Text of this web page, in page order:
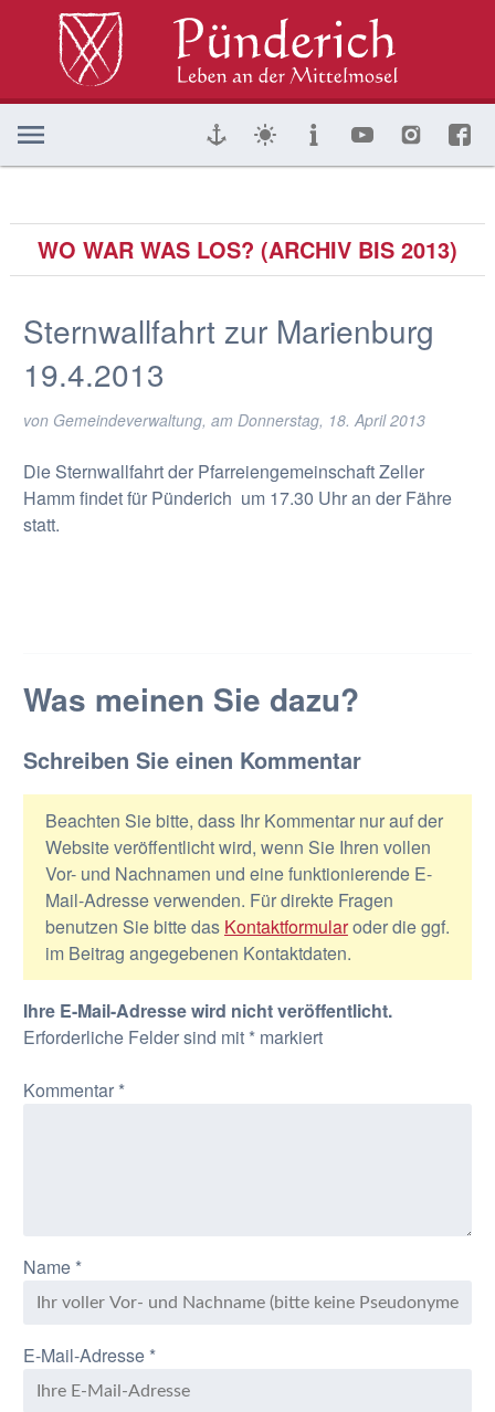
WO WAR WAS LOS? (ARCHIV BIS 2013)
Sternwallfahrt zur Marienburg
19.4.2013
von Gemeindeverwaltung, am Donnerstag, 18. April 2013
Die Sternwallfahrt der Pfarreiengemeinschaft Zeller
Hamm findet für Pünderich um 17.30 Uhr an der Fähre
statt.
Was meinen Sie dazu?
Schreiben Sie einen Kommentar
Beachten Sie bitte, dass Ihr Kommentar nur auf der
Website veröffentlicht wird, wenn Sie Ihren vollen
Vor- und Nachnamen und eine funktionierende E-
Mail-Adresse verwenden. Für direkte Fragen
benutzen Sie bitte das Kontaktformularoder die ggf.
im Beitrag angegebenen Kontaktdaten.
Ihre E-Mail-Adresse wird nicht veröffentlicht.
Erforderliche Felder sind mit *markiert
Kommentar *
Name *
E-Mail-Adresse *